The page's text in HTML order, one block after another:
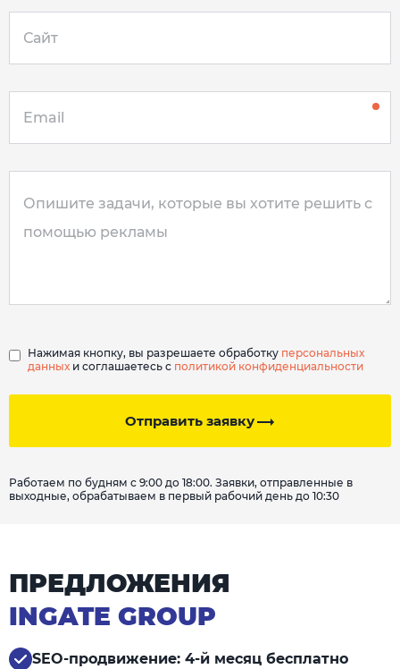
Отправить заявку
Нажимая кнопку, вы разрешаете обработку персональных
данных и соглашаетесь с политикой конфиденциальности
Работаем по будням с 9:00 до 18:00. Заявки, отправленные в
выходные, обрабатываем в первый рабочий день до 10:30
ПРЕДЛОЖЕНИЯ
INGATE GROUP
SEO-продвижение: 4-й месяц бесплатно